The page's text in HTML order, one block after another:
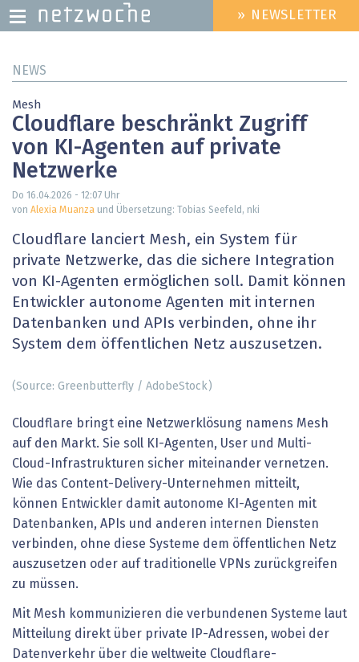
zum
HEADER
MENU
» NEWSLETTER
NEWS
Mesh
Cloudflare beschränkt Zugriff
von KI-Agenten auf private
Netzwerke
Do 16.04.2026 - 12:07 Uhr
von Alexia Muanza und Übersetzung: Tobias Seefeld, nki
Cloudflare lanciert Mesh, ein System für
private Netzwerke, das die sichere Integration
von KI-Agenten ermöglichen soll. Damit können
Entwickler autonome Agenten mit internen
Datenbanken und APIs verbinden, ohne ihr
System dem öffentlichen Netz auszusetzen.
(Source: Greenbutterfly / AdobeStock)
Cloudflare bringt eine Netzwerklösung namens Mesh
auf den Markt. Sie soll KI-Agenten, User und Multi-
Cloud-Infrastrukturen sicher miteinander vernetzen.
Wie das Content-Delivery-Unternehmen mitteilt,
können Entwickler damit autonome KI-Agenten mit
Datenbanken, APIs und anderen internen Diensten
verbinden, ohne diese Systeme dem öffentlichen Netz
auszusetzen oder auf traditionelle VPNs zurückgreifen
zu müssen.
Mit Mesh kommunizieren die verbundenen Systeme laut
Mitteilung direkt über private IP-Adressen, wobei der
Datenverkehr über die weltweite Cloudflare-